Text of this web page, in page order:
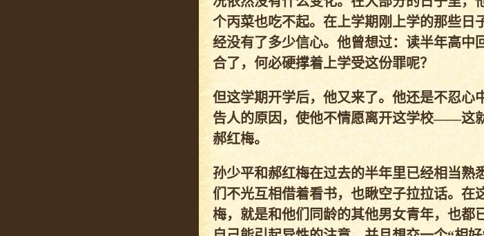
个丙菜也吃不起。在上学期刚上学的那些日
经没有了多少信心。他曾想过：读半年高中
合了，何必硬撑着上学受这份罪呢？
但这学期开学后，他又来了。他还是不忍心
告人的原因，使他不情愿离开这学校——这
郝红梅。
孙少平和郝红梅在过去的半年里已经相当熟
们不光互相借着看书，也瞅空子拉拉话。在
梅，就是和他们同龄的其他男女青年，也都